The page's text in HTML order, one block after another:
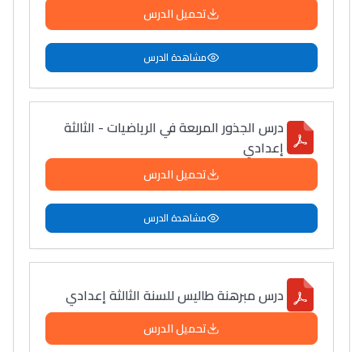
تحميل الدرس
مشاهدة الدرس
درس الجذور المربعة في الرياضيات - الثالثة
إعدادي
تحميل الدرس
مشاهدة الدرس
درس مبرهنة طاليس للسنة الثالثة إعدادي
تحميل الدرس